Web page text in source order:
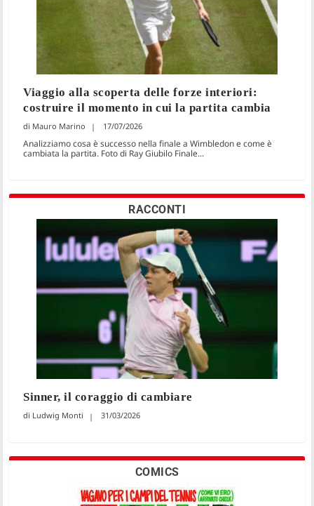
Viaggio alla scoperta delle forze interiori:
costruire il momento in cui la partita cambia
Mauro Marino 17/07/2026
Analizziamo cosa è successo nella finale a Wimbledon e come è
cambiata la partita. Foto di Ray Giubilo Finale...
RACCONTI
Sinner, il coraggio di cambiare
Ludwig Monti 31/03/2026
COMICS